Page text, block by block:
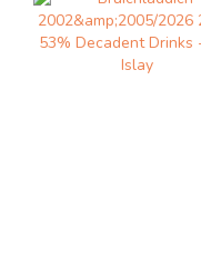
Two]